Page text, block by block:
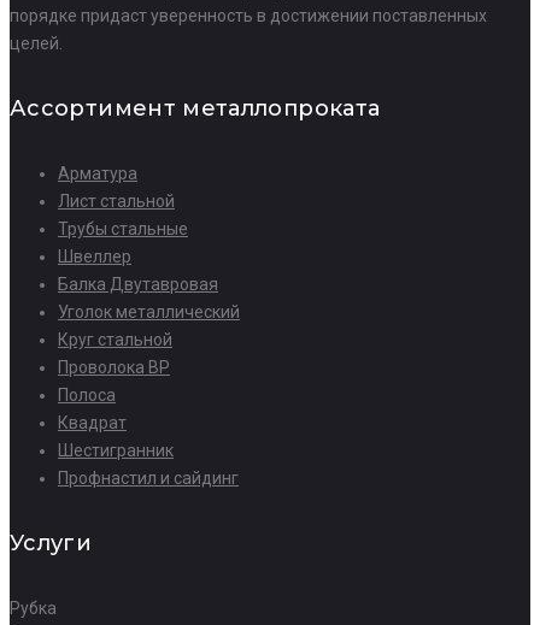
порядке придаст уверенность в достижении поставленных
целей.
Ассортимент металлопроката
Арматура
Лист стальной
Трубы стальные
Швеллер
Балка Двутавровая
Уголок металлический
Круг стальной
Проволока ВР
Полоса
Квадрат
Шестигранник
Профнастил и сайдинг
Услуги
Рубка